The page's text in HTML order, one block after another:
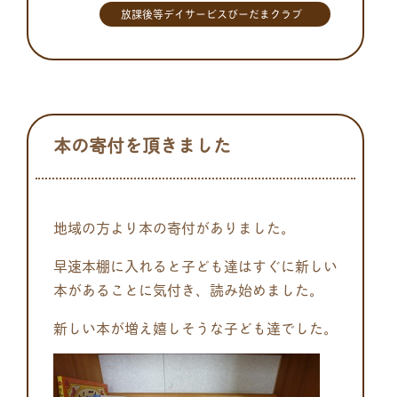
放課後等デイサービスびーだまクラブ
本の寄付を頂きました
地域の方より本の寄付がありました。
早速本棚に入れると子ども達はすぐに新しい
本があることに気付き、読み始めました。
新しい本が増え嬉しそうな子ども達でした。